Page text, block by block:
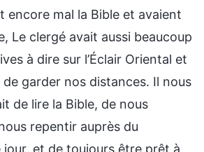
encore mal la Bible et avaient
Le clergé avait aussi beaucoup
à dire sur l’Éclair Oriental et
garder nos distances. Il nous
de lire la Bible, de nous
repentir auprès du
jour, et de toujours être prêt à